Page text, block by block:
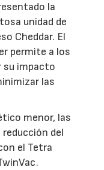
la
unidad de
Cheddar. El
permite a los
su impacto
las
menor, las
del
el Tetra